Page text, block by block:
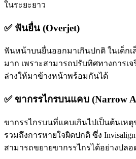
ในระยะยาว
✅ ฟันยื่น (Overjet)
ฟันหน้าบนยื่นออกมาเกินปกติ ในเด็ก
มาก เพราะสามารถปรับทิศทางการเ
ล่างให้มาข้างหน้าพร้อมกันได้
✅ ขากรรไกรบนแคบ (Narrow
ขากรรไกรบนที่แคบเกินไปเป็นต้นเห
รวมถึงการหายใจผิดปกติ ซึ่ง
สามารถขยายขากรรไกรได้อย่างปล